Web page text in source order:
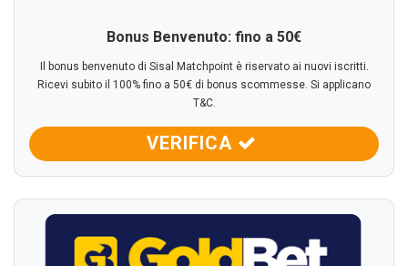
Bonus Benvenuto: fino a 50€
Il bonus benvenuto di Sisal Matchpoint è riservato ai nuovi iscritti.
Ricevi subito il 100% fino a 50€ di bonus scommesse. Si applicano
T&C.
VERIFICA